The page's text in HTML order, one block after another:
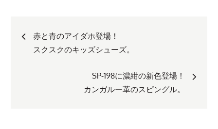
投
赤と青のアイダホ登場！
スクスクのキッズシューズ。
SP-198に濃紺の新色登場！
カンガルー革のスピングル。